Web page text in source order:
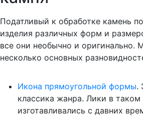
Податливый к обработке камень
изделия различных форм и
все они необычно и оригинально.
несколько основных
Икона прямоугольной формы.
классика жанра. Лики в
изготавливались с давних